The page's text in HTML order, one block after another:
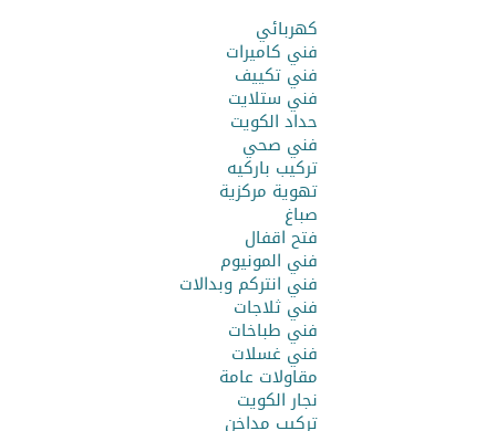
كهربائي
فني كاميرات
فني تكييف
فني ستلايت
حداد الكويت
فني صحي
تركيب باركيه
تهوية مركزية
صباغ
فتح اقفال
فني المونيوم
فني انتركم وبدالات
فني ثلاجات
فني طباخات
فني غسلات
مقاولات عامة
نجار الكويت
تركيب مداخن